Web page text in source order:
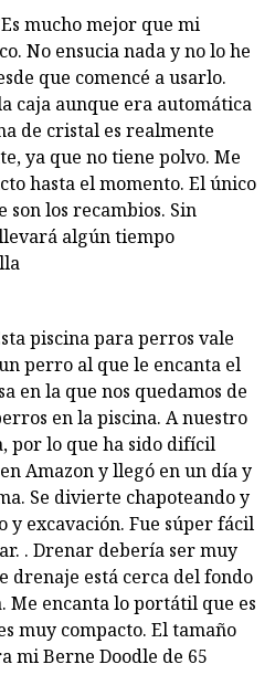
mucho mejor que mi
No ensucia nada y no lo he
que comencé a usarlo.
caja aunque era automática
de cristal es realmente
ya que no tiene polvo. Me
hasta el momento. El único
son los recambios. Sin
algún tiempo
piscina para perros vale
perro al que le encanta el
en la que nos quedamos de
en la piscina. A nuestro
por lo que ha sido difícil
Amazon y llegó en un día y
Se divierte chapoteando y
y excavación. Fue súper fácil
. Drenar debería ser muy
drenaje está cerca del fondo
Me encanta lo portátil que es
muy compacto. El tamaño
mi Berne Doodle de 65